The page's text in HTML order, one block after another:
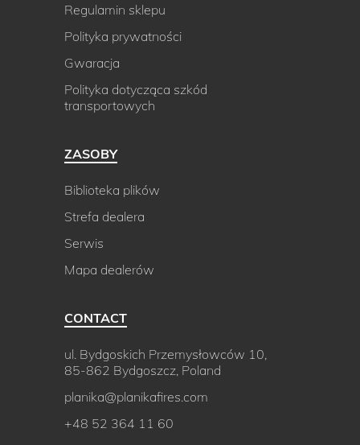
Regulamin sklepu
Polityka prywatności
Gwaracja
Polityka dotycząca szkód
transportowych
ZASOBY
Biblioteka plików
Strefa dealera
Serwis
Mapa dealerów
CONTACT
ul. Bydgoskich Przemysłowców 10,
85-862 Bydgoszcz, Poland
planika@planikafires.com
+48 52 364 11 60